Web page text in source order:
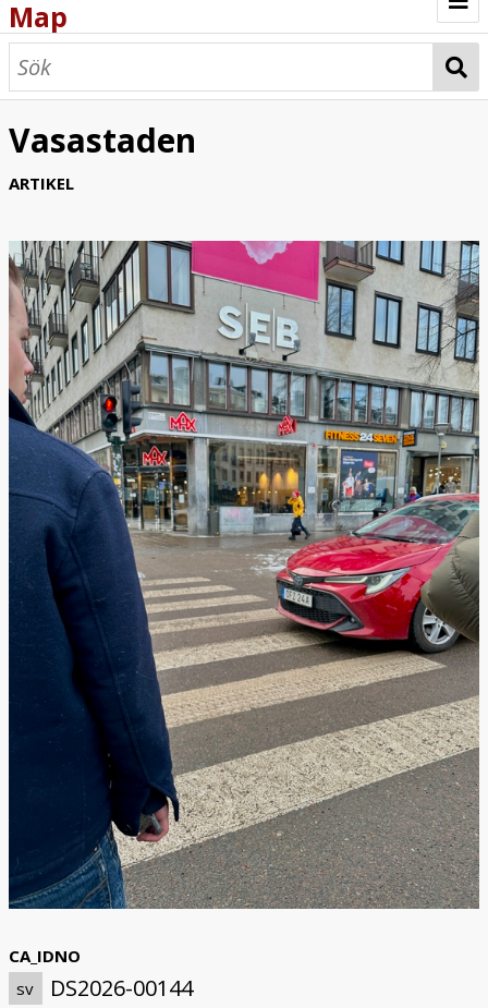
Map
Browse
Map
Vasastaden
ARTIKEL
CA_IDNO
sv
DS2026-00144